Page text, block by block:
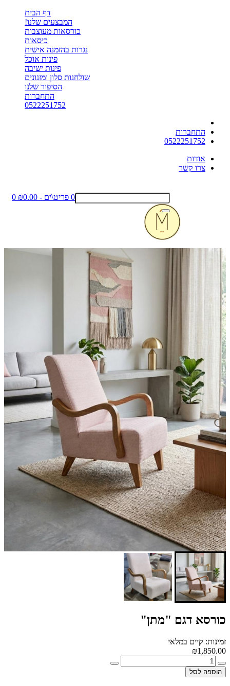
דף הבית
המבצעים שלנו!
כורסאות מעוצבות
כיסאות
נגרות בהזמנה אישית
פינות אוכל
פינות ישיבה
שולחנות סלון ומזנונים
הסיפור שלנו
התחברות
0522251752
התחברות
0522251752
אודות
צרו קשר
0 פריט\ים - ₪0.00 0
כורסא דגם "מתן"
זמינות: קיים במלאי
₪1,850.00
הוספה לסל